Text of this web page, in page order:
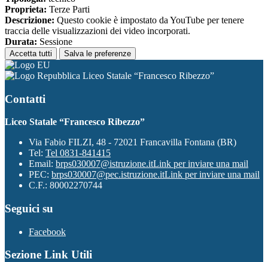
Proprieta: Terze Parti
Descrizione: Questo cookie è impostato da YouTube per tenere
traccia delle visualizzazioni dei video incorporati.
Durata: Sessione
Accetta tutti Salva le preferenze
Liceo Statale “Francesco Ribezzo”
Contatti
Liceo Statale “Francesco Ribezzo”
Via Fabio FILZI, 48 - 72021 Francavilla Fontana (BR)
Tel: Tel 0831-841415
Email: brps030007@istruzione.itLink per inviare una mail
PEC: brps030007@pec.istruzione.itLink per inviare una mail
C.F.: 80002270744
Seguici su
Facebook
Sezione Link Utili